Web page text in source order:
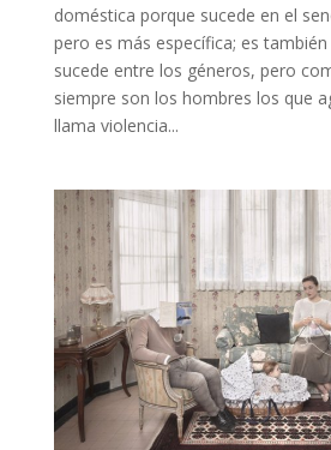
doméstica porque sucede en el
pero es más específica; es
sucede entre los géneros, pero
siempre son los hombres los que
llama violencia...